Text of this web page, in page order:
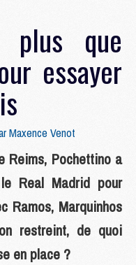
plus que
essayer
Maxence Venot
Reims, Pochettino a
Real Madrid pour
Ramos, Marquinhos
restreint, de quoi
en place ?